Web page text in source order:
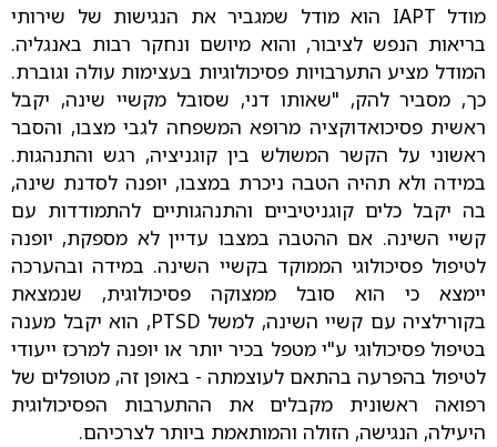
מודל IAPT הוא מודל שמגביר את הנגישות של שירותי
בריאות הנפש לציבור, והוא מיושם ונחקר רבות באנגליה.
המודל מציע התערבויות פסיכולוגיות בעצימות עולה וגוברת.
כך, מסביר להק, "שאותו דני, שסובל מקשיי שינה, יקבל
ראשית פסיכואדוקציה מרופא המשפחה לגבי מצבו, והסבר
ראשוני על הקשר המשולש בין קוגניציה, רגש והתנהגות.
במידה ולא תהיה הטבה ניכרת במצבו, יופנה לסדנת שינה,
בה יקבל כלים קוגניטיביים והתנהגותיים להתמודדות עם
קשיי השינה. אם ההטבה במצבו עדיין לא מספקת, יופנה
לטיפול פסיכולוגי הממוקד בקשיי השינה. במידה ובהערכה
יימצא כי הוא סובל ממצוקה פסיכולוגית, שנמצאת
בקורילציה עם קשיי השינה, למשל PTSD, הוא יקבל מענה
בטיפול פסיכולוגי ע"י מטפל בכיר יותר או יופנה למרכז ייעודי
לטיפול בהפרעה בהתאם לעוצמתה - באופן זה, מטופלים של
רפואה ראשונית מקבלים את ההתערבות הפסיכולוגית
היעילה, הנגישה, הזולה והמותאמת ביותר לצרכיהם.